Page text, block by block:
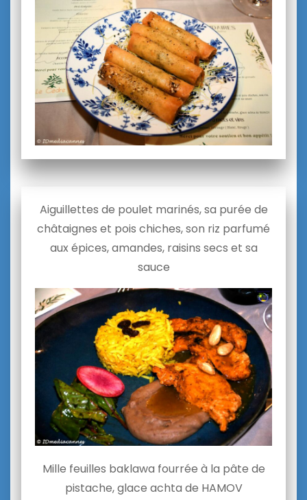
Aiguillettes de poulet marinés, sa purée de
châtaignes et pois chiches, son riz parfumé
aux épices, amandes, raisins secs et sa
sauce
Mille feuilles baklawa fourrée à la pâte de
pistache, glace achta de HAMOV